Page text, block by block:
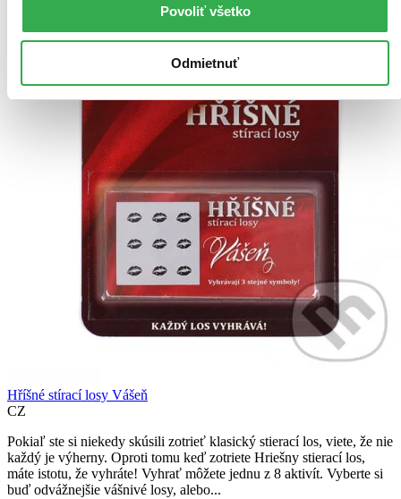
Povoliť všetko
Odmietnuť
Hříšné stírací losy Vášeň
CZ
Pokiaľ ste si niekedy skúsili zotrieť klasický stierací los, viete, že nie
každý je výherny. Oproti tomu keď zotriete Hriešny stierací los,
máte istotu, že vyhráte! Vyhrať môžete jednu z 8 aktivít. Vyberte si
buď odvážnejšie vášnivé losy, alebo...